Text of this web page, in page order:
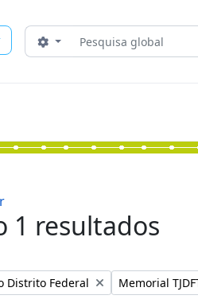
Buscar
Opções de busca
1 resultados
Distrito Federal Remover filtro:
Memorial